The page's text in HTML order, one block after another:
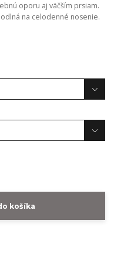
oporu aj väčším prsiam.
na celodenné nosenie.
košíka